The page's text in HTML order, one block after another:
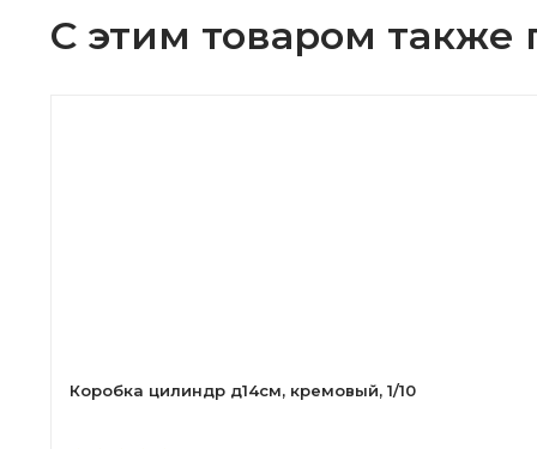
С этим товаром также
Коробка цилиндр д14см, кремовый, 1/10